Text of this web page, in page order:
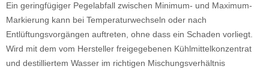
Ein geringfügiger Pegelabfall zwischen Minimum- und Maximum-
Markierung kann bei Temperaturwechseln oder nach
Entlüftungsvorgängen auftreten, ohne dass ein Schaden vorliegt.
Wird mit dem vom Hersteller freigegebenen Kühlmittelkonzentrat
und destilliertem Wasser im richtigen Mischungsverhältnis